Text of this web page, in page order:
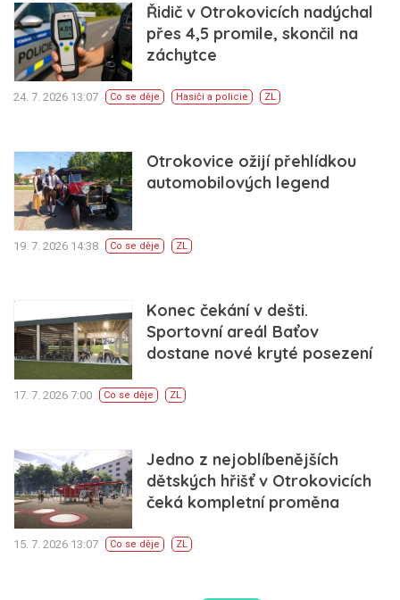
Řidič v Otrokovicích nadýchal
přes 4,5 promile, skončil na
záchytce
24. 7. 2026 13:07 Co se děje Hasiči a policie ZL
Otrokovice ožijí přehlídkou
automobilových legend
19. 7. 2026 14:38 Co se děje ZL
Konec čekání v dešti.
Sportovní areál Baťov
dostane nové kryté posezení
17. 7. 2026 7:00 Co se děje ZL
Jedno z nejoblíbenějších
dětských hřišť v Otrokovicích
čeká kompletní proměna
15. 7. 2026 13:07 Co se děje ZL